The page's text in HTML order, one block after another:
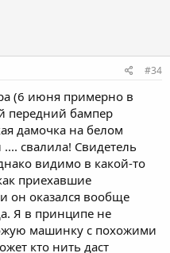
#34
(6 июня примерно в
передний бампер
дамочка на белом
свалила! Свидетель
видимо в какой-то
приехавшие
оказался вообще
Я в принципе не
машинку с похожими
кто нить даст